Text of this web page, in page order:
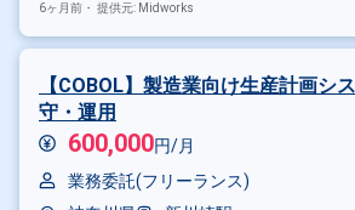
6ヶ月前・ 提供元: Midworks
【COBOL】製造業向け生産計画シ
守・運用
600,000円/月
業務委託(フリーランス)